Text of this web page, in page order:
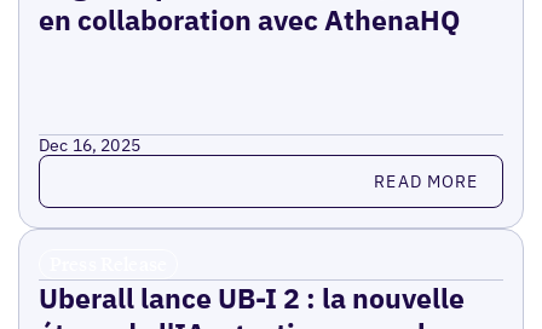
en collaboration avec AthenaHQ
Dec 16, 2025
Read more READ MORE
Uberall lance UB-I 2 : la nouvelle